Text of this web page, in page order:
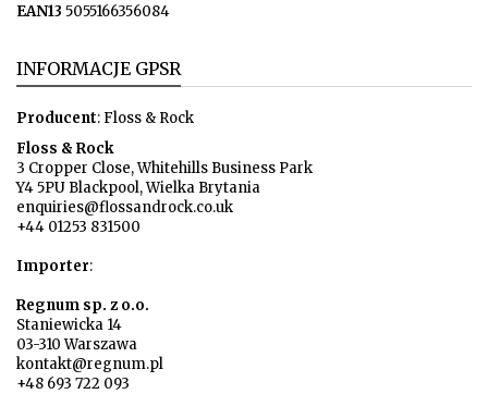
EAN13 5055166356084
INFORMACJE GPSR
Producent: Floss & Rock
Floss & Rock
3 Cropper Close, Whitehills Business Park
Y4 5PU Blackpool, Wielka Brytania
enquiries@flossandrock.co.uk
+44 01253 831500
Importer:
Regnum sp. z o.o.
Staniewicka 14
03-310 Warszawa
kontakt@regnum.pl
+48 693 722 093